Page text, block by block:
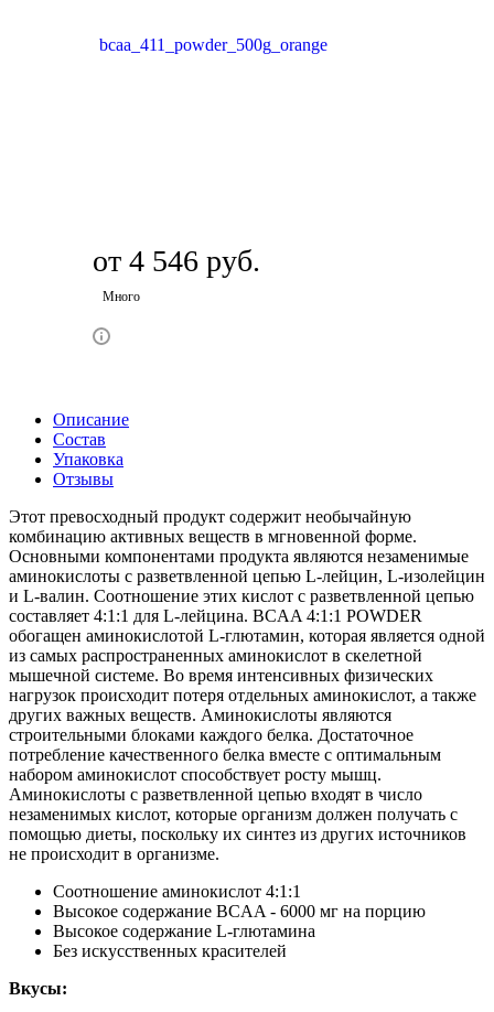
от 4 546 руб.
Много
Описание
Состав
Упаковка
Отзывы
Этот превосходный продукт содержит необычайную
комбинацию активных веществ в мгновенной форме.
Основными компонентами продукта являются незаменимые
аминокислоты с разветвленной цепью L-лейцин, L-изолейцин
и L-валин. Соотношение этих кислот с разветвленной цепью
составляет 4:1:1 для L-лейцина. BCAA 4:1:1 POWDER
обогащен аминокислотой L-глютамин, которая является одной
из самых распространенных аминокислот в скелетной
мышечной системе. Во время интенсивных физических
нагрузок происходит потеря отдельных аминокислот, а также
других важных веществ. Аминокислоты являются
строительными блоками каждого белка. Достаточное
потребление качественного белка вместе с оптимальным
набором аминокислот способствует росту мышц.
Аминокислоты с разветвленной цепью входят в число
незаменимых кислот, которые организм должен получать с
помощью диеты, поскольку их синтез из других источников
не происходит в организме.
Соотношение аминокислот 4:1:1
Высокое содержание BCAA - 6000 мг на порцию
Высокое содержание L-глютамина
Без искусственных красителей
Вкусы: